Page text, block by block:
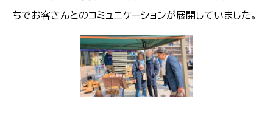
ちでお客さんとのコミュニケーションが展開していました。